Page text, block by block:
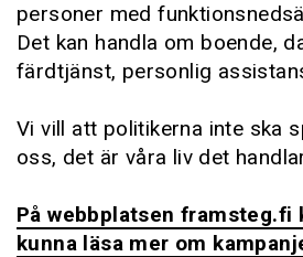
personer med
Det kan handla om boende,
färdtjänst, personlig
Vi vill att politikerna inte ska
oss, det är våra liv det
På webbplatsen framsteg.fi
kunna läsa mer om